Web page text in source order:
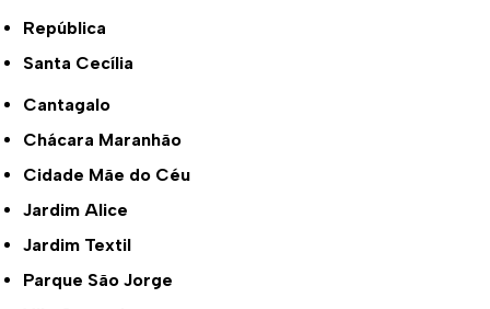
República
Santa Cecília
Cantagalo
Chácara Maranhão
Cidade Mãe do Céu
Jardim Alice
Jardim Textil
Parque São Jorge